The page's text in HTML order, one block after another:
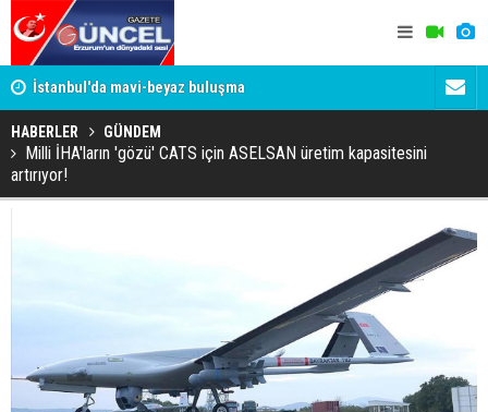
İstanbul'da mavi-beyaz buluşma
HABERLER GÜNDEM
Milli İHA'ların 'gözü' CATS için ASELSAN üretim kapasitesini
artırıyor!